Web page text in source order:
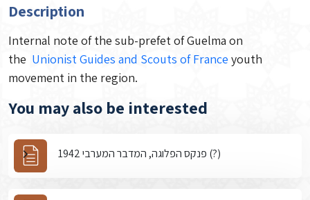
Description
Internal note of the sub-prefet of Guelma on
the Unionist Guides and Scouts of France youth
movement in the region.
You may also be interested
פנקס הפלוגה, המדבר המערבי 1942 (?)